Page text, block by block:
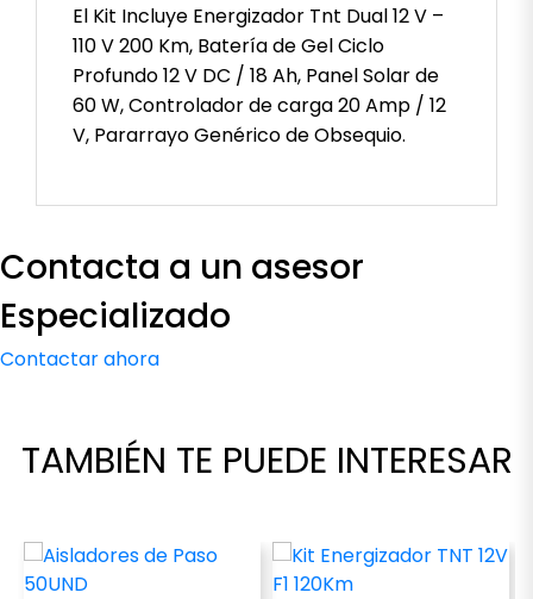
El Kit Incluye Energizador Tnt Dual 12 V –
110 V 200 Km, Batería de Gel Ciclo
Profundo 12 V DC / 18 Ah, Panel Solar de
60 W, Controlador de carga 20 Amp / 12
V, Pararrayo Genérico de Obsequio.
Contacta a un asesor
Especializado
Contactar ahora
TAMBIÉN TE PUEDE INTERESAR
Aisladores de Paso
50UND
USD $5,00
100 disponibles
COMPRAR
Kit Energizador TNT 12V F1
120Km
COMPRAR